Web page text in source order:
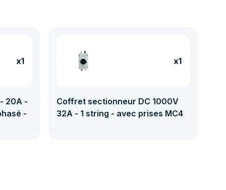
x1
20A -
-
x1
Coffret sectionneur DC 1000V
32A - 1 string - avec prises MC4